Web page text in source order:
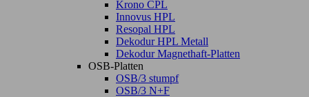
Krono CPL
Innovus HPL
Resopal HPL
Dekodur HPL Metall
Dekodur Magnethaft-Platten
OSB-Platten
OSB/3 stumpf
OSB/3 N+F